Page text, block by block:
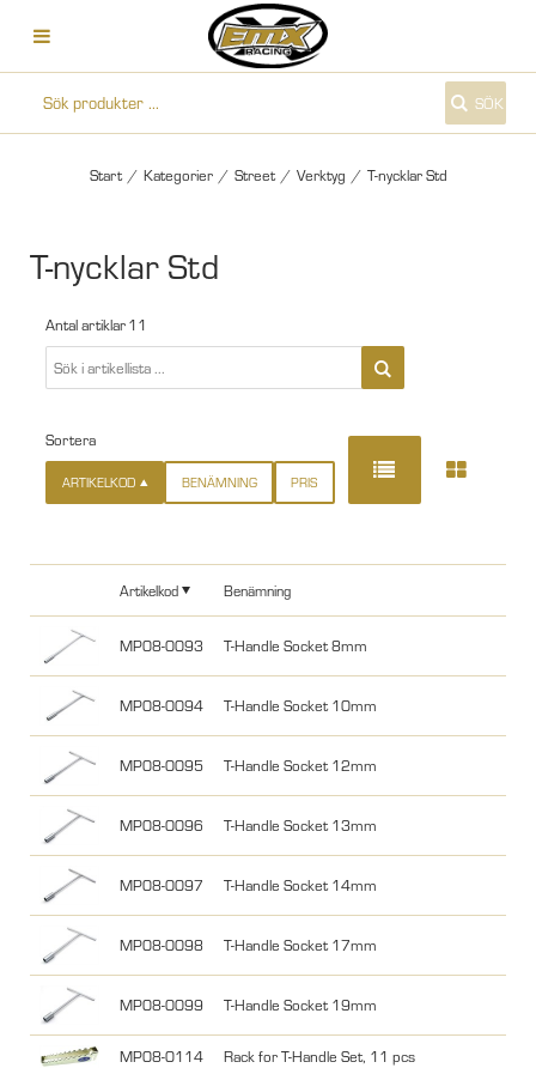
SÖK
Start / Kategorier / Street / Verktyg / T-nycklar Std
T-nycklar Std
Antal artiklar 11
Sortera
ARTIKELKOD BENÄMNING PRIS
Artikelkod Benämning
MP08-0093 T-Handle Socket 8mm
MP08-0094 T-Handle Socket 10mm
MP08-0095 T-Handle Socket 12mm
MP08-0096 T-Handle Socket 13mm
MP08-0097 T-Handle Socket 14mm
MP08-0098 T-Handle Socket 17mm
MP08-0099 T-Handle Socket 19mm
MP08-0114 Rack for T-Handle Set, 11 pcs